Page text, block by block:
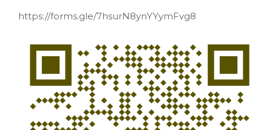
https://forms.gle/7hsurN8ynYYymFvg8